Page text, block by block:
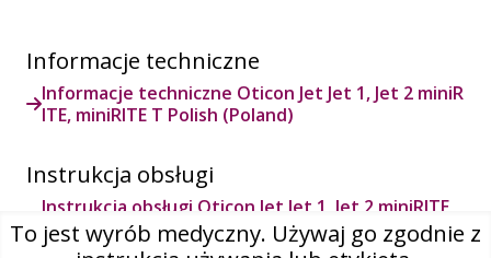
Informacje techniczne
Informacje techniczne Oticon Jet Jet 1, Jet 2 miniR
ITE, miniRITE T Polish (Poland)
Instrukcja obsługi
Instrukcja obsługi Oticon Jet Jet 1, Jet 2 miniRITE,
miniRITE T Polish (Poland)
To jest wyrób medyczny. Używaj go zgodnie z